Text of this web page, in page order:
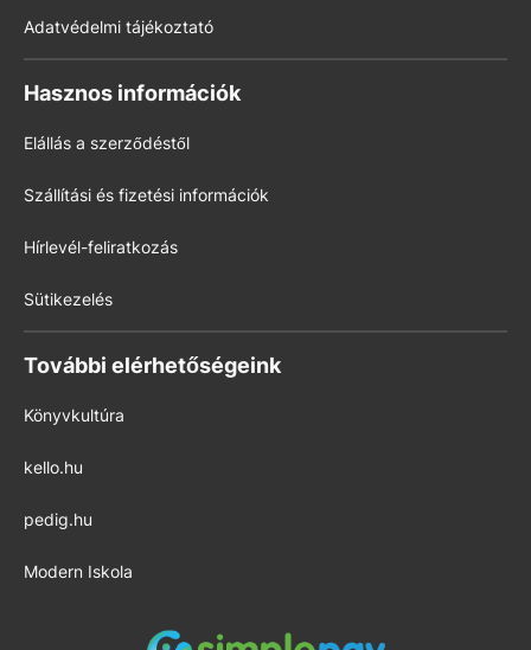
Adatvédelmi tájékoztató
Hasznos információk
Elállás a szerződéstől
Szállítási és fizetési információk
Hírlevél-feliratkozás
Sütikezelés
További elérhetőségeink
Könyvkultúra
kello.hu
pedig.hu
Modern Iskola